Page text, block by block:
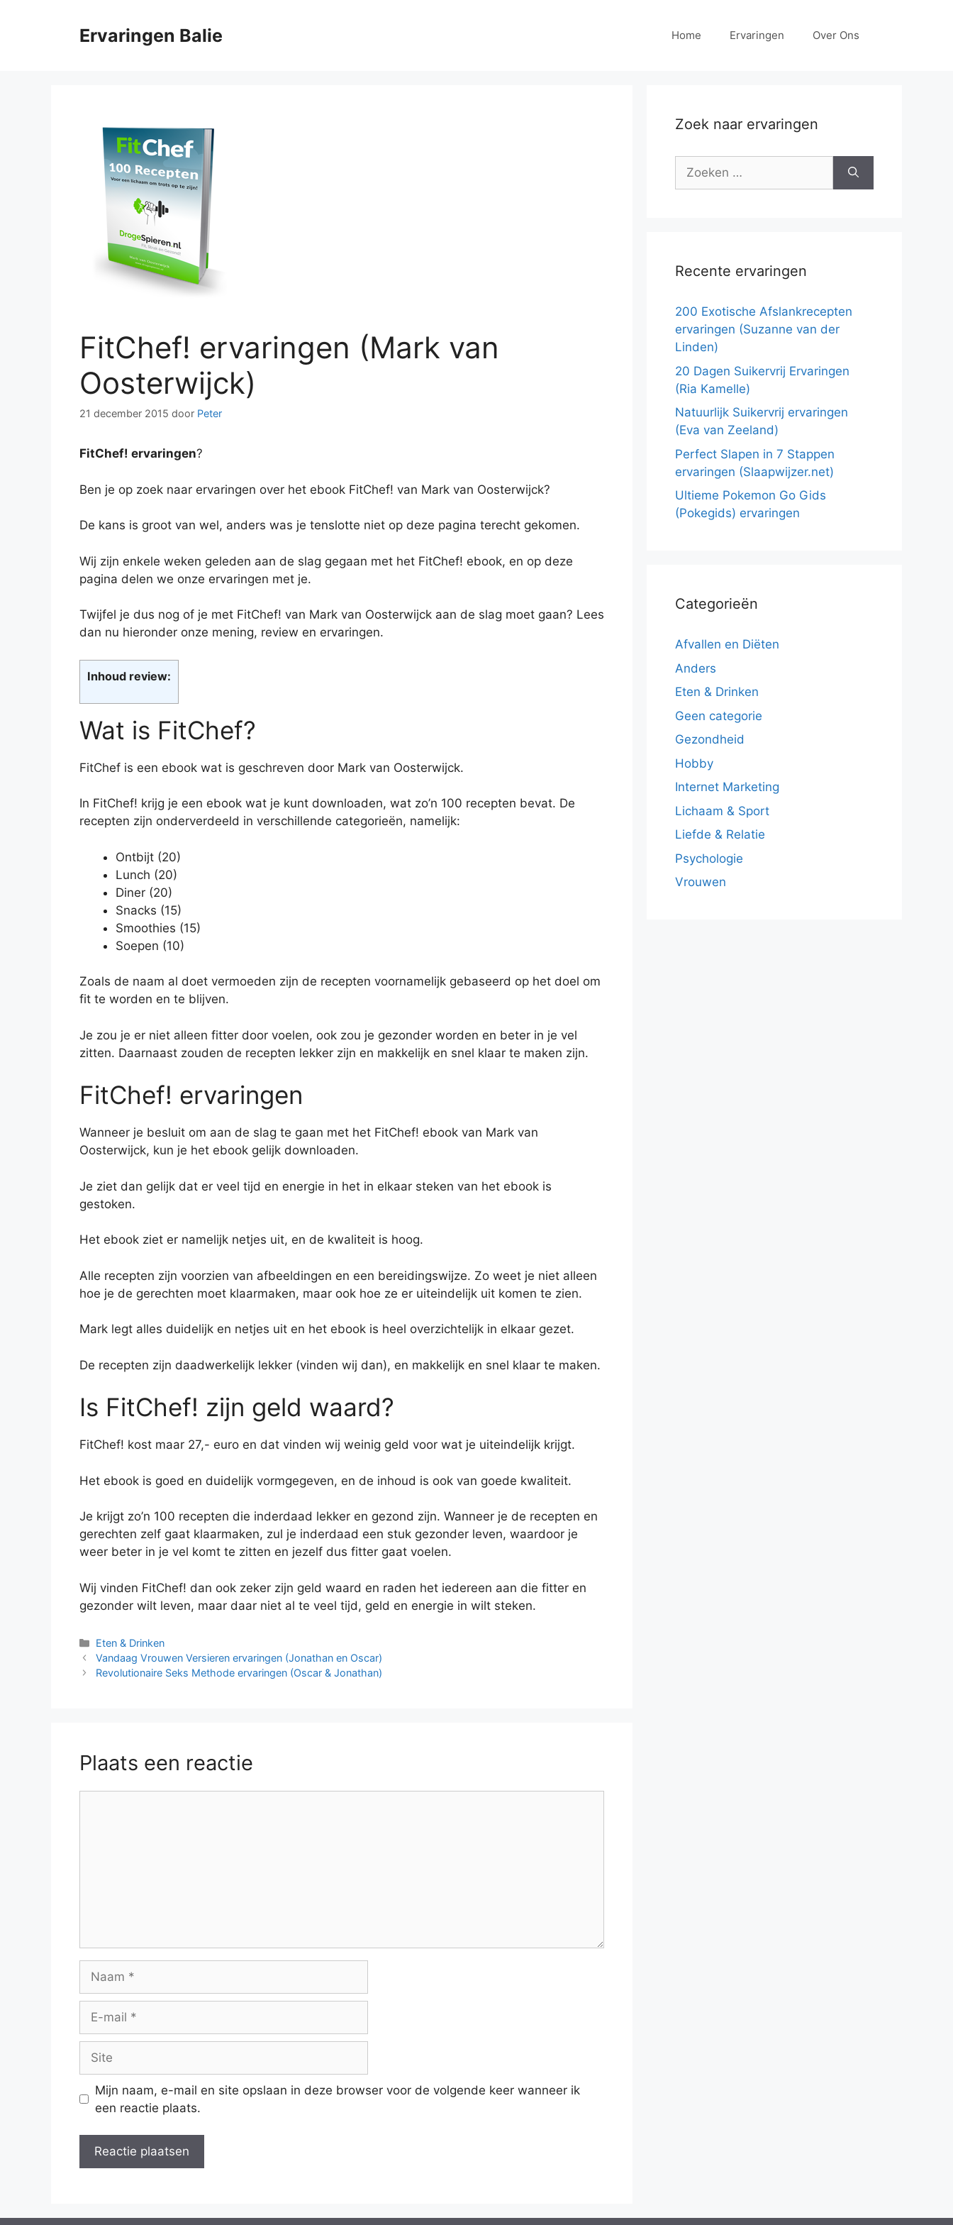
Ervaringen Balie Home Ervaringen Over Ons
FitChef! ervaringen (Mark van
Oosterwijck)
21 december 2015 door Peter
FitChef! ervaringen?
Ben je op zoek naar ervaringen over het ebook FitChef! van Mark van Oosterwijck?
De kans is groot van wel, anders was je tenslotte niet op deze pagina terecht gekomen.
Wij zijn enkele weken geleden aan de slag gegaan met het FitChef! ebook, en op deze
pagina delen we onze ervaringen met je.
Twijfel je dus nog of je met FitChef! van Mark van Oosterwijck aan de slag moet gaan? Lees
dan nu hieronder onze mening, review en ervaringen.
Inhoud review:
Wat is FitChef?
FitChef is een ebook wat is geschreven door Mark van Oosterwijck.
In FitChef! krijg je een ebook wat je kunt downloaden, wat zo’n 100 recepten bevat. De
recepten zijn onderverdeeld in verschillende categorieën, namelijk:
Ontbijt (20)
Lunch (20)
Diner (20)
Snacks (15)
Smoothies (15)
Soepen (10)
Zoals de naam al doet vermoeden zijn de recepten voornamelijk gebaseerd op het doel om
fit te worden en te blijven.
Je zou je er niet alleen fitter door voelen, ook zou je gezonder worden en beter in je vel
zitten. Daarnaast zouden de recepten lekker zijn en makkelijk en snel klaar te maken zijn.
FitChef! ervaringen
Wanneer je besluit om aan de slag te gaan met het FitChef! ebook van Mark van
Oosterwijck, kun je het ebook gelijk downloaden.
Je ziet dan gelijk dat er veel tijd en energie in het in elkaar steken van het ebook is
gestoken.
Het ebook ziet er namelijk netjes uit, en de kwaliteit is hoog.
Alle recepten zijn voorzien van afbeeldingen en een bereidingswijze. Zo weet je niet alleen
hoe je de gerechten moet klaarmaken, maar ook hoe ze er uiteindelijk uit komen te zien.
Mark legt alles duidelijk en netjes uit en het ebook is heel overzichtelijk in elkaar gezet.
De recepten zijn daadwerkelijk lekker (vinden wij dan), en makkelijk en snel klaar te maken.
Is FitChef! zijn geld waard?
FitChef! kost maar 27,- euro en dat vinden wij weinig geld voor wat je uiteindelijk krijgt.
Het ebook is goed en duidelijk vormgegeven, en de inhoud is ook van goede kwaliteit.
Je krijgt zo’n 100 recepten die inderdaad lekker en gezond zijn. Wanneer je de recepten en
gerechten zelf gaat klaarmaken, zul je inderdaad een stuk gezonder leven, waardoor je
weer beter in je vel komt te zitten en jezelf dus fitter gaat voelen.
Wij vinden FitChef! dan ook zeker zijn geld waard en raden het iedereen aan die fitter en
gezonder wilt leven, maar daar niet al te veel tijd, geld en energie in wilt steken.
Categorieën
Eten & Drinken
Vandaag Vrouwen Versieren ervaringen (Jonathan en Oscar)
Revolutionaire Seks Methode ervaringen (Oscar & Jonathan)
Plaats een reactie
mail
Mijn naam, e-mail en site opslaan in deze browser voor de volgende keer wanneer ik
een reactie plaats.
Zoek naar ervaringen
Zoek
Recente ervaringen
200 Exotische Afslankrecepten
ervaringen (Suzanne van der
Linden)
20 Dagen Suikervrij Ervaringen
(Ria Kamelle)
Natuurlijk Suikervrij ervaringen
(Eva van Zeeland)
Perfect Slapen in 7 Stappen
ervaringen (Slaapwijzer.net)
Ultieme Pokemon Go Gids
(Pokegids) ervaringen
Categorieën
Afvallen en Diëten
Anders
Eten & Drinken
Geen categorie
Gezondheid
Hobby
Internet Marketing
Lichaam & Sport
Liefde & Relatie
Psychologie
Vrouwen